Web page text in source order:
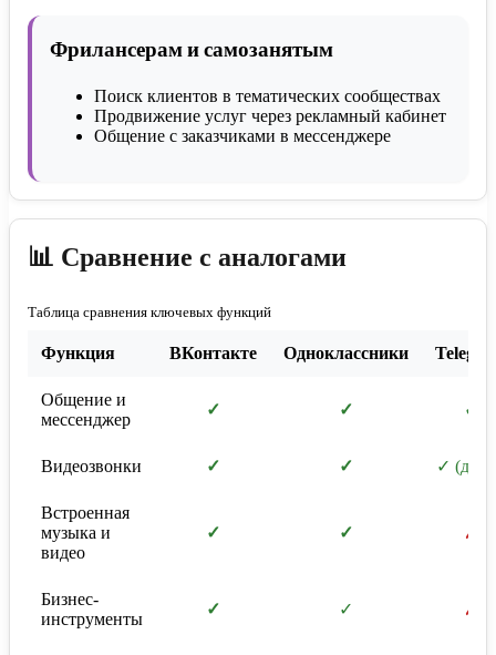
Фрилансерам и самозанятым
Поиск клиентов в тематических сообществах
Продвижение услуг через рекламный кабинет
Общение с заказчиками в мессенджере
📊 Сравнение с аналогами
Таблица сравнения ключевых функций
Функция ВКонтакте Одноклассники
Общение и
мессенджер
✓ ✓ ✓
Видеозвонки ✓ ✓ ✓ (до
Встроенная
музыка и
видео
✓ ✓ ✗
Бизнес-
инструменты
✓ ✓ ✗